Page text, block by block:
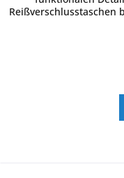
Reißverschlusstaschen